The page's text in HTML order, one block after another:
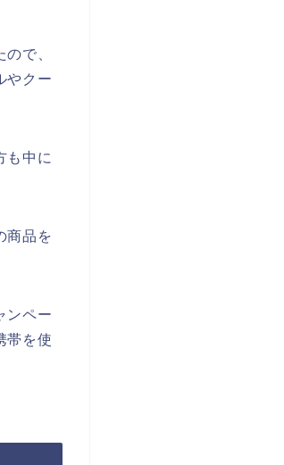
で、
やクー
も中に
商品を
ンペー
帯を使